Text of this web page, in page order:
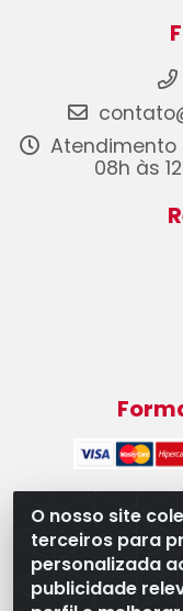
O nosso site
terceiros para
personalizada
publicidade
08h às
WB
08.528.393/
Oeste